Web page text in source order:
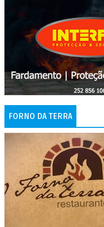
FORNO DA TERRA